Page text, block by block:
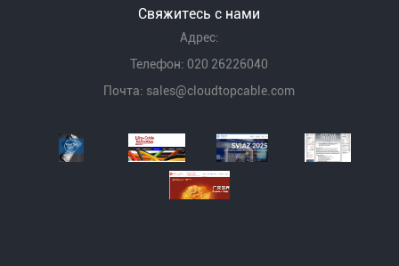
Свяжитесь с нами
Адрес:
Телефон: 020 26226040
Почта: sales@cloudtopcable.com